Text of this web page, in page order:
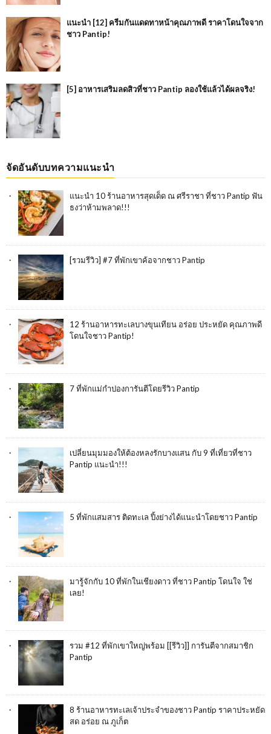
แนะนำ [12] ครีมกันแดดทาหน้าคุณภาพดี ราคาโดนใจจาก
ชาว Pantip!
[5] อาหารเสริมลดสิวที่ชาว Pantip ลองใช้แล้วได้ผลจริง!
จัดอันดับบทความแนะนำ
แนะนำ 10 ร้านอาหารสุดเด็ด ณ ศรีราชา ที่ชาว Pantip ฟัน
ธงว่าห้ามพลาด!!!
[รวมรีวิว] #7 ที่พักเขาค้อจากชาว Pantip
12 ร้านอาหารทะเลบางขุนเทียน อร่อย ประหยัด คุณภาพดี
โดนใจชาว Pantip!
7 ที่พักแม่กำปองการันตีโดยรีวิว Pantip
เปลี่ยนมุมมองให้ต้องหลงรักบางแสน กับ 9 ที่เที่ยวที่ชาว
Pantip แนะนำ!!!
5 ที่พักแสมสาร ติดทะเล ปิ้งย่างได้แนะนำโดยชาว Pantip
มารู้จักกับ 10 ที่พักในเชียงดาว ที่ชาว Pantip โดนใจ ใช่
เลย!
รวม #12 ที่พักเขาใหญ่พร้อม [[รีวิว]] การันตีจากสมาชิก
Pantip
8 ร้านอาหารทะเลเจ้าประจำของชาว Pantip ราคาประหยัด
สด อร่อย ณ ภูเก็ต